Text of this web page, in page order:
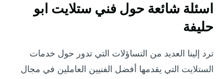
اسئلة شائعة حول فني ستلايت ابو
حليفة
ترد إلينا العديد من التساؤلات التي تدور حول خدمات
الستلايت التي يقدمها أفضل الفنيين العاملين في مجال